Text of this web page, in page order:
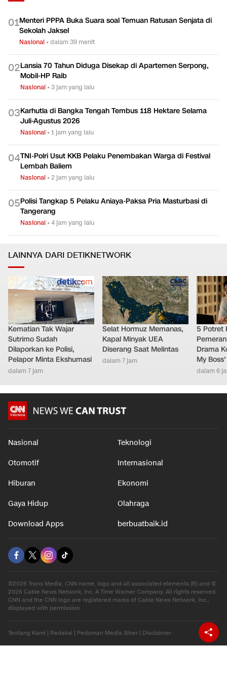
01Menteri PPPA Buka Suara soal Temuan Ratusan Senjata di
Sekolah Jaksel
Nasional •dalam 39 menit
02Lansia 70 Tahun Diduga Disekap di Apartemen Serpong,
Mobil-HP Raib
Nasional •3 jam yang lalu
03Karhutla di Bangka Tengah Tembus 118 Hektare Selama
Juli-Agustus 2026
Nasional •1 jam yang lalu
04TNI-Polri Usut KKB Pelaku Penembakan Warga di Festival
Lembah Baliem
Nasional •2 jam yang lalu
05Polisi Tangkap 5 Pelaku Aniaya-Paksa Pria Masturbasi di
Tangerang
Nasional •4 jam yang lalu
LAINNYA DARI DETIKNETWORK
Kematian Tak Wajar
Sutrimo Sudah
Dilaporkan ke Polisi,
Pelapor Minta Ekshumasi
dalam 7 jam
Selat Hormuz Memanas,
Kapal Minyak UEA
Diserang Saat Melintas
dalam 7 jam
5 Potret
Drama
My Boss'
dalam 6
Nasional Teknologi
Otomotif Internasional
Hiburan Ekonomi
Gaya Hidup Olahraga
Download Apps berbuatbaik.id
©2026 Trans Media, CNN name, logo and all associated elements (R) and ©
2026 Cable News Network, Inc. A Time Warner Company. All rights reserved.
CNN and the CNN logo are registered marks of Cable News Network, Inc.,
displayed with permission.
Tentang Kami Redaksi Pedoman Media Siber Disclaimer